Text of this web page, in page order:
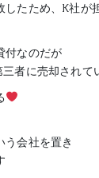
したため、K社
付なのだが
者に売却されて
う会社を置き